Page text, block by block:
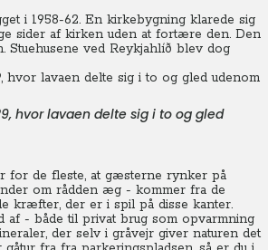
i 1958-62. En kirkebygning klarede sig
sider af kirken uden at fortære den. Den
Stuehusene ved Reykjahlíð blev dog
hvor lavaen delte sig i to og gled
for de fleste, at gæsterne rynker på
om rådden æg - kommer fra de
kræfter, der er i spil på disse kanter.
af - både til privat brug som opvarmning
der selv i gråvejr giver naturen det